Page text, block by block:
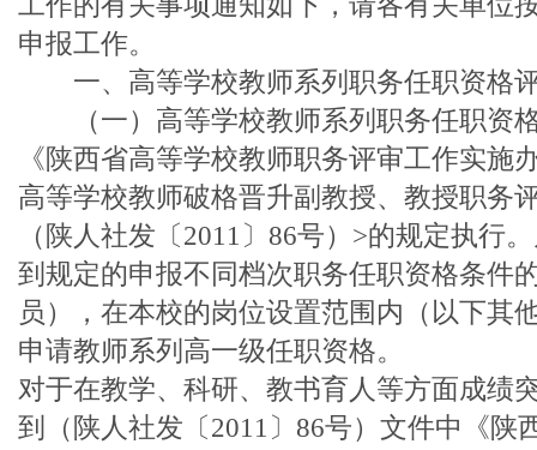
申报工作。
一、高等学校教师系列职务任职资格
（一）高等学校教师系列职务任职资
《陕西省高等学校教师职务评审工作实施
高等学校教师破格晋升副教授、教授职务
（陕人社发〔2011〕86号）>的规定执行
到规定的申报不同档次职务任职资格条件
员），在本校的岗位设置范围内（以下其
申请教师系列高一级任职资格。
对于在教学、科研、教书育人等方面成绩
到（陕人社发〔2011〕86号）文件中《陕